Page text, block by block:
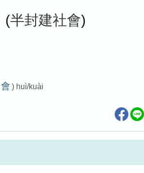
(半封建社會)
會 ) huì/kuài